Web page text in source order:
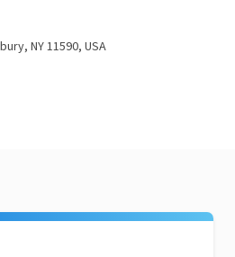
NY 11590, USA